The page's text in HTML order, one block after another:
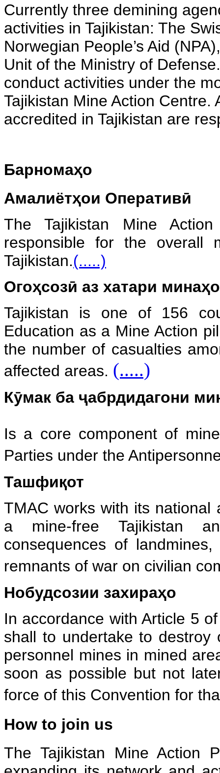
Currently three demining
activities in Tajikistan: The
Norwegian People’s Aid
Unit of the Ministry of
conduct activities under the
Tajikistan Mine Action
accredited in Tajikistan are
Барномаҳо
Амалиётҳои Оперативӣ
The Tajikistan Mine
responsible for the overall
Tajikistan.(.....)
Огоҳсозӣ аз хатари
Tajikistan is one of 156
Education as a Mine Action
the number of casualties
affected areas. (.....)
Кӯмак ба ҷабрдидагони
Is a core component of
Parties under the
Ташфиқот
TMAC works with its national
a mine-free Tajikistan
consequences of
remnants of war on civilian
Нобудсозии захираҳо
In accordance with Article 5
shall to undertake to
personnel mines in mined
soon as possible but not
force of this Convention for
How to join us
The Tajikistan Mine Action